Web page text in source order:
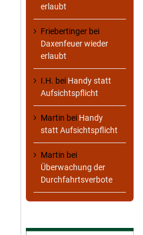
erlaubt
Friebertinger bei
Daxenfeuer wieder
erlaubt
I.H. bei Handy statt
Aufsichtspflicht
Martin bei Handy
statt Aufsichtspflicht
Martin bei
Überwachung der
Durchfahrtsverbote